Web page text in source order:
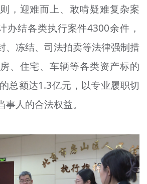
，迎难而上、敢啃疑难复杂案
办结各类执行案件4300余件，
、冻结、司法拍卖等法律强制措
、住宅、车辆等各类资产标的
总额达1.3亿元，以专业履职切
人的合法权益。